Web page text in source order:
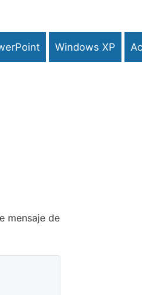
Windows XP
mensaje de